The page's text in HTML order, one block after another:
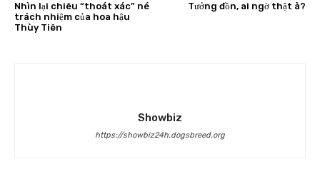
Nhìn lại chiêu “thoát xác” né
trách nhiệm của hoa hậu
Thùy Tiên
Tưởng đồn, ai ngờ thật à?
Showbiz
https://showbiz24h.dogsbreed.org